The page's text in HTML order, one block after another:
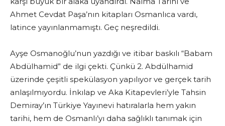
Ahmet Cevdat Paşa’nın kitapları Osmanlıca vardı,
latince yayınlanmamıştı. Geç neşredildi.
Ayşe Osmanoğlu’nun yazdığı ve itibar baskılı “Babam
Abdülhamid” de ilgi çekti. Çünkü 2. Abdülhamid
üzerinde çeşitli spekülasyon yapılıyor ve gerçek tarih
anlaşılmıyordu. İnkılap ve Aka Kitapevleri’yle Tahsin
Demiray’ın Türkiye Yayınevi hatıralarla hem yakın
tarihi, hem de Osmanlı’yı daha sağlıklı tanımak için